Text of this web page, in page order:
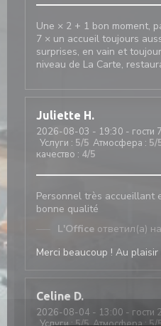
Une × 2 + 1 bon moment,
7 × un accueil toujours
surprises, en vain et
niveau de La Carte,
Juliette H
2026-08-03 - 19:30 - гости 7
Услуги : 5/5 Атмосфера : 5/
качество : 4/5
Personnel très accueillant
bonne qualité
L'Office ответил(а)
Merci beaucoup ! Au
Celine D
2026-08-04 - 13:00 - гости 2